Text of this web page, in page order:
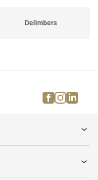
Delimbers
Harwarders
facebook